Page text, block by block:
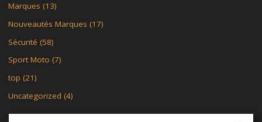
Marques (13)
Nouveautés Marques (17)
Sécurité (58)
Sport Moto (7)
top (21)
Uncategorized (4)